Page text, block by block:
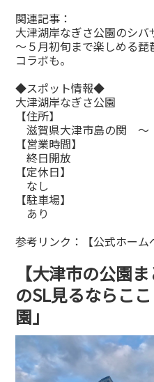
関連記事：
大津湖岸なぎさ公園のシ
～５月初旬まで楽しめる
コラボも。
◆スポット情報◆
大津湖岸なぎさ公園
【住所】
滋賀県大津市島の関
【営業時間】
終日開放
【定休日】
なし
【駐車場】
あり
参考リンク：
【公式ホー
【大津市の公園
のSL見るならこ
園」